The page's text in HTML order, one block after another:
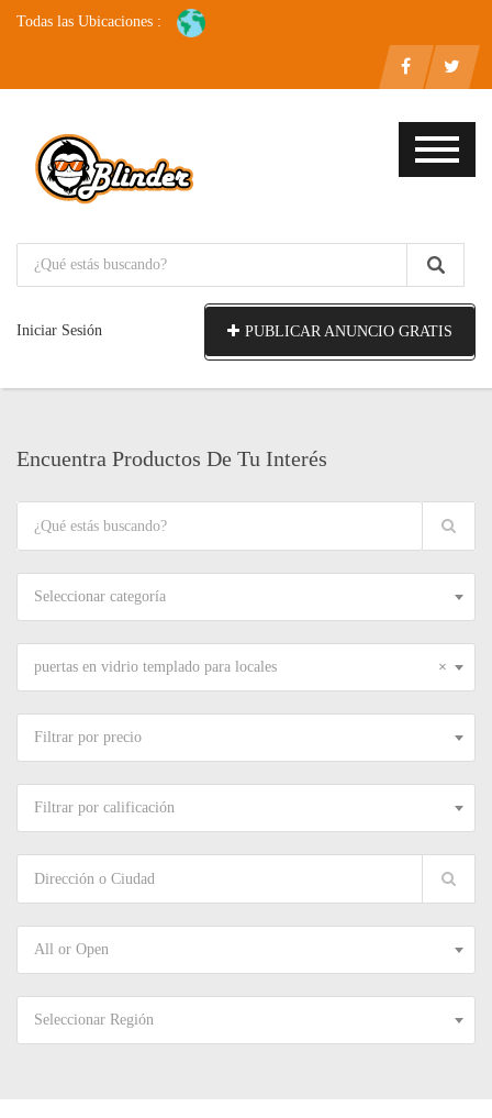
Todas las Ubicaciones :
Iniciar Sesión PUBLICAR ANUNCIO GRATIS
Encuentra Productos De Tu Interés
Seleccionar categoría
×
puertas en vidrio templado para locales
Filtrar por precio
Filtrar por calificación
All or Open
Seleccionar Región